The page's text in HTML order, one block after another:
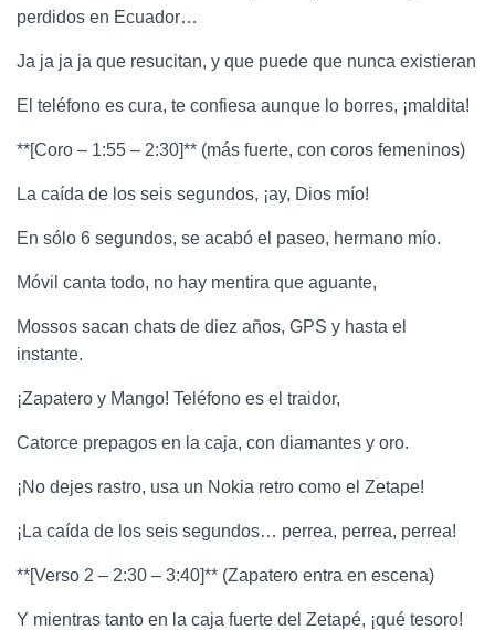
perdidos en Ecuador…
Ja ja ja ja que resucitan, y que puede que nunca existieran
El teléfono es cura, te confiesa aunque lo borres, ¡maldita!
**[Coro – 1:55 – 2:30]** (más fuerte, con coros femeninos)
La caída de los seis segundos, ¡ay, Dios mío!
En sólo 6 segundos, se acabó el paseo, hermano mío.
Móvil canta todo, no hay mentira que aguante,
Mossos sacan chats de diez años, GPS y hasta el
instante.
¡Zapatero y Mango! Teléfono es el traidor,
Catorce prepagos en la caja, con diamantes y oro.
¡No dejes rastro, usa un Nokia retro como el Zetape!
¡La caída de los seis segundos… perrea, perrea, perrea!
**[Verso 2 – 2:30 – 3:40]** (Zapatero entra en escena)
Y mientras tanto en la caja fuerte del Zetapé, ¡qué tesoro!